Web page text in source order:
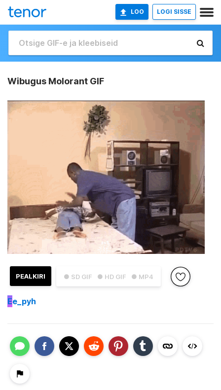
LOO LOGI SISSE
Wibugus Molorant GIF
● SD GIF ● HD GIF ● MP4
PEALKIRI
Ee_pyh